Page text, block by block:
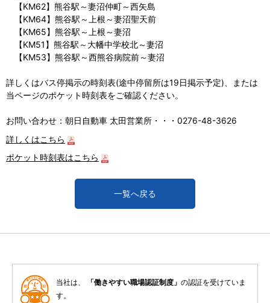
【KM62】熊谷駅～妻沼仲町～西矢島
【KM64】熊谷駅～上根～妻沼聖天前
【KM65】熊谷駅～上根～妻沼
【KM51】熊谷駅～大幡中学校北～妻沼
【KM53】熊谷駅～西熊谷病院前～妻沼
詳しくはバス停掲示の時刻表(途中停留所は19日掲示予定)、または
当ページのポケット時刻表をご確認ください。
お問い合わせ：朝日自動車 太田営業所・・・0276-48-3626
詳しくはこちら
ポケット時刻表はこちら
一覧へ戻る
当社は、 「働きやすい職場認証制度」 の認証を受けていま
す。